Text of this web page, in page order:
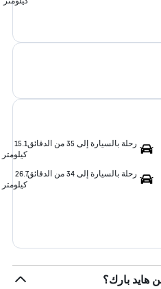
رحلة بالسيارة إلى 35 من الدقائق
15.1
كيلومتر
رحلة بالسيارة إلى 34 من الدقائق
26.7
كيلومتر